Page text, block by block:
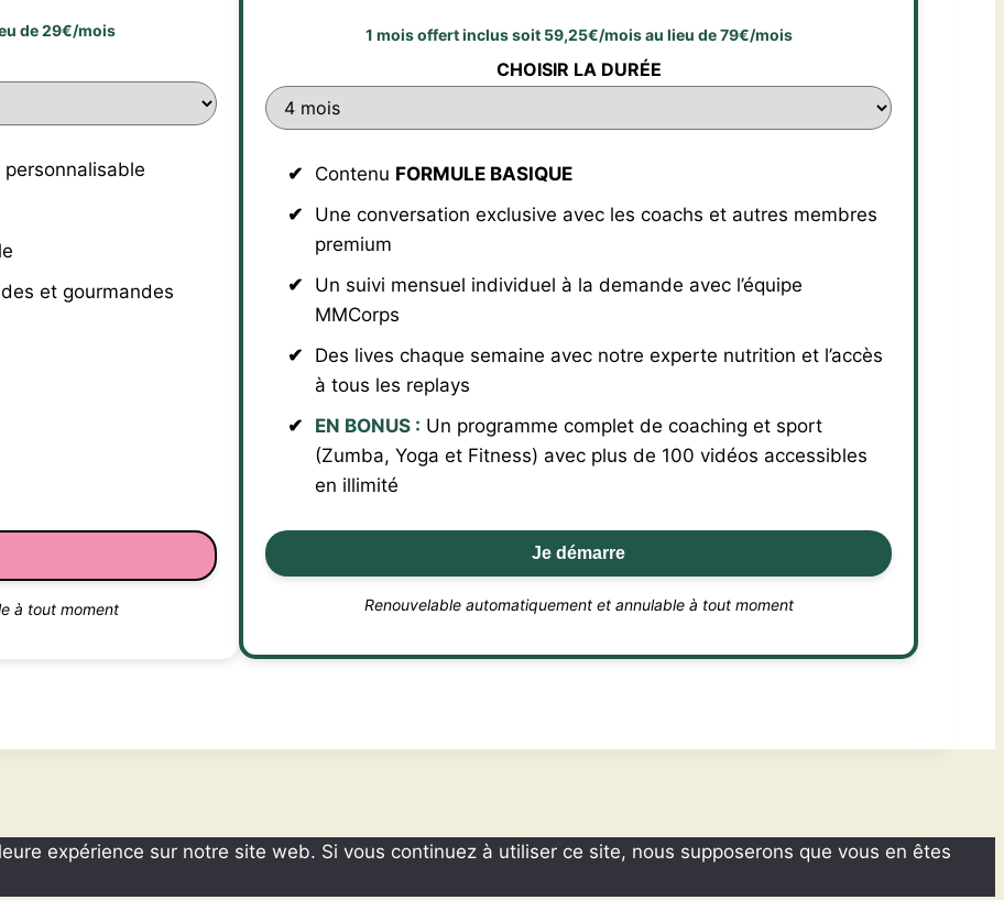
de 29€/mois
et gourmandes
à tout moment
1 mois offert inclus soit 59,25€/mois au lieu de 79€/mois
CHOISIR LA DURÉE
Contenu FORMULE BASIQUE
Une conversation exclusive avec les coachs et autres membres
premium
Un suivi mensuel individuel à la demande avec l’équipe
MMCorps
Des lives chaque semaine avec notre experte nutrition et l’accès
à tous les replays
EN BONUS : Un programme complet de coaching et sport
(Zumba, Yoga et Fitness) avec plus de 100 vidéos accessibles
en illimité
Je démarre
Renouvelable automatiquement et annulable à tout moment
expérience sur notre site web. Si vous continuez à utiliser ce site, nous supposerons que vous en êtes